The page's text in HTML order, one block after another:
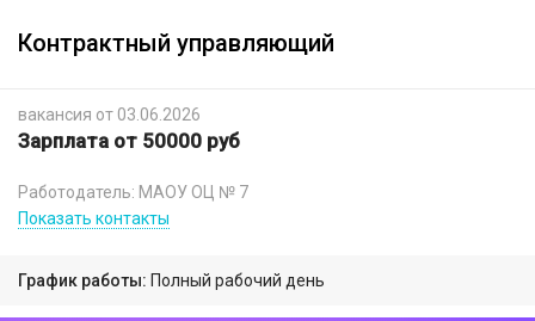
Контрактный управляющий
вакансия от 03.06.2026
Зарплата от 50000 руб
Работодатель: МАОУ ОЦ № 7
Показать контакты
График работы: Полный рабочий день